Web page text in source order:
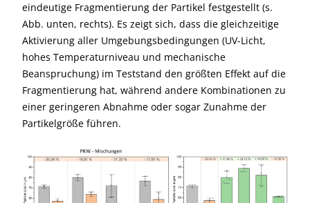
eindeutige Fragmentierung der Partikel festgestellt (s.
Abb. unten, rechts). Es zeigt sich, dass die gleichzeitige
Aktivierung aller Umgebungsbedingungen (UV-Licht,
hohes Temperaturniveau und mechanische
Beanspruchung) im Teststand den größten Effekt auf die
Fragmentierung hat, während andere Kombinationen zu
einer geringeren Abnahme oder sogar Zunahme der
Partikelgröße führen.